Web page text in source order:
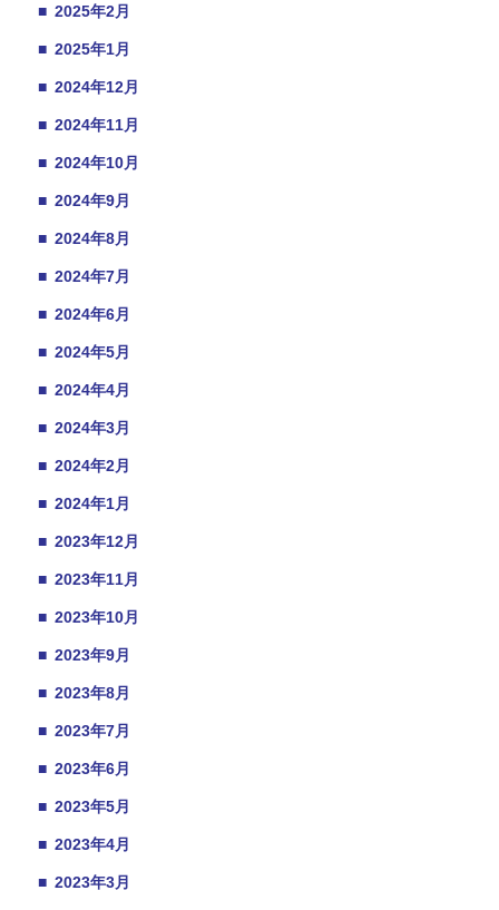
■ 2025年2月
■ 2025年1月
■ 2024年12月
■ 2024年11月
■ 2024年10月
■ 2024年9月
■ 2024年8月
■ 2024年7月
■ 2024年6月
■ 2024年5月
■ 2024年4月
■ 2024年3月
■ 2024年2月
■ 2024年1月
■ 2023年12月
■ 2023年11月
■ 2023年10月
■ 2023年9月
■ 2023年8月
■ 2023年7月
■ 2023年6月
■ 2023年5月
■ 2023年4月
■ 2023年3月